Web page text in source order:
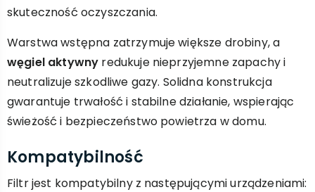
skuteczność oczyszczania.
Warstwa wstępna zatrzymuje większe drobiny, a
węgiel aktywny redukuje nieprzyjemne zapachy i
neutralizuje szkodliwe gazy. Solidna konstrukcja
gwarantuje trwałość i stabilne działanie, wspierając
świeżość i bezpieczeństwo powietrza w domu.
Kompatybilność
Filtr jest kompatybilny z następującymi urządzeniami: